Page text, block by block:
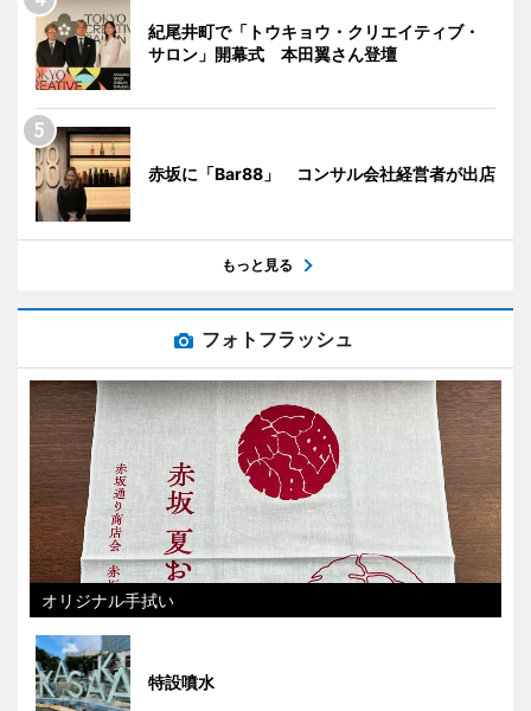
紀尾井町で「トウキョウ・クリエイティブ・
サロン」開幕式 本田翼さん登壇
赤坂に「Bar88」 コンサル会社経営者が出店
もっと見る
フォトフラッシュ
オリジナル手拭い
特設噴水